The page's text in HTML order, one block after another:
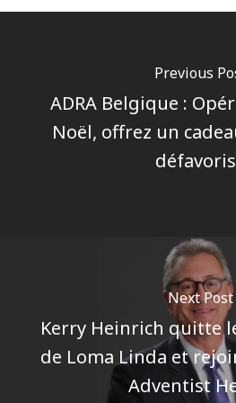
Previous
ADRA Belgique :
Noël, offrez un
Next Post
Kerry Heinrich quitte
de Loma Linda et
Adventist